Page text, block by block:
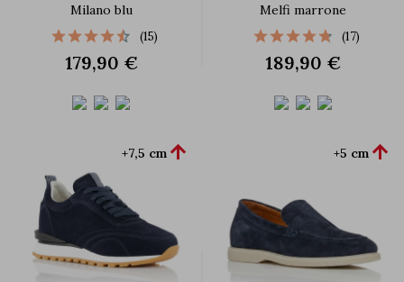
Milano blu
(15)
179,90 €
Melfi marrone
(17)
189,90 €
+7,5 cm  +5 cm 